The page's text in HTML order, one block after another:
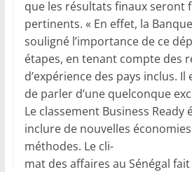
que les résultats finaux seront
pertinents. « En effet, la
souligné l’importance de ce
étapes, en tenant compte des
d’expérience des pays inclus.
de parler d’une quelconque
Le classement Business Ready
inclure de nouvelles
méthodes. Le cli-
mat des affaires au Sénégal fait